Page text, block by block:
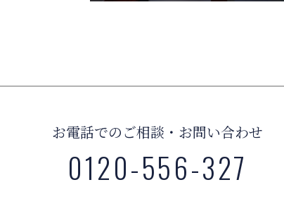
お電話でのご相談・お問い合わせ
0120-556-327